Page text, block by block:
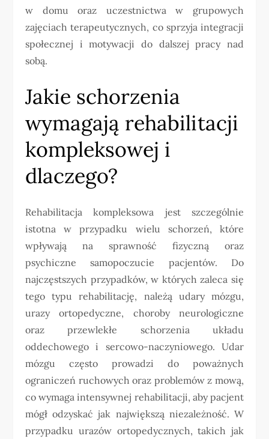
w domu oraz uczestnictwa w grupowych
zajęciach terapeutycznych, co sprzyja integracji
społecznej i motywacji do dalszej pracy nad
sobą.
Jakie schorzenia
wymagają rehabilitacji
kompleksowej i
dlaczego?
Rehabilitacja kompleksowa jest szczególnie
istotna w przypadku wielu schorzeń, które
wpływają na sprawność fizyczną oraz
psychiczne samopoczucie pacjentów. Do
najczęstszych przypadków, w których zaleca się
tego typu rehabilitację, należą udary mózgu,
urazy ortopedyczne, choroby neurologiczne
oraz przewlekłe schorzenia układu
oddechowego i sercowo-naczyniowego. Udar
mózgu często prowadzi do poważnych
ograniczeń ruchowych oraz problemów z mową,
co wymaga intensywnej rehabilitacji, aby pacjent
mógł odzyskać jak największą niezależność. W
przypadku urazów ortopedycznych, takich jak